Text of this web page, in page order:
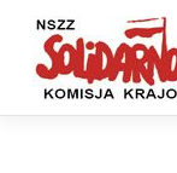
content